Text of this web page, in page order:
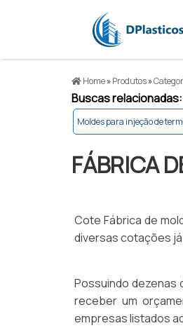
Home»Produtos»
Buscas relacionadas:
Moldes para injeção de
FÁBRICA
Cote Fábrica de
diversas cotações
Possuindo dezenas
receber um
empresas listados